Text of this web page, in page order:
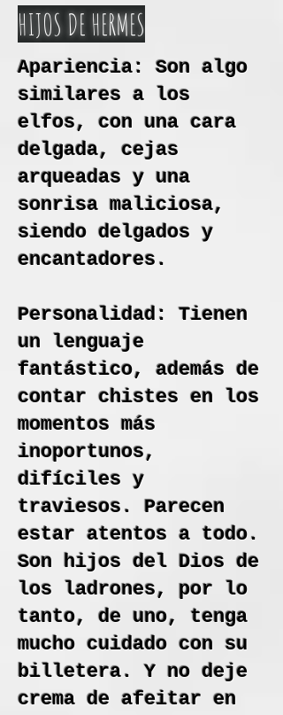
HIJOS DE HERMES
Apariencia: Son algo
similares a los
elfos, con una cara
delgada, cejas
arqueadas y una
sonrisa maliciosa,
siendo delgados y
encantadores.
Personalidad: Tienen
un lenguaje
fantástico, además de
contar chistes en los
momentos más
inoportunos,
difíciles y
traviesos. Parecen
estar atentos a todo.
Son hijos del Dios de
los ladrones, por lo
tanto, de uno, tenga
mucho cuidado con su
billetera. Y no deje
crema de afeitar en